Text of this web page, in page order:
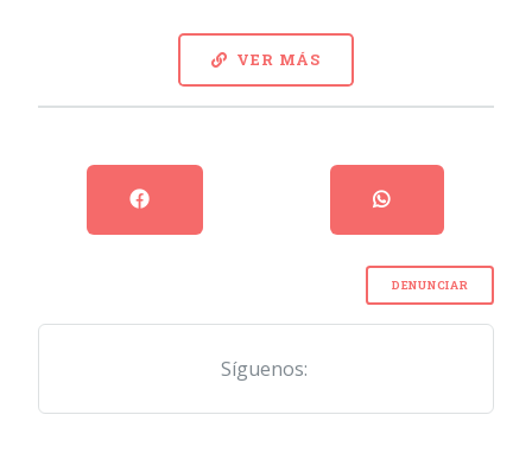
VER MÁS
DENUNCIAR
Síguenos: